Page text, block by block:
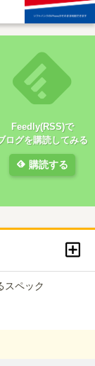
Feedly(RSS)で
ログを購読してみる
購読する
スペック